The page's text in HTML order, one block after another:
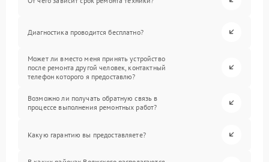
Диагностика проводится бесплатно?
Может ли вместо меня принять устройство
после ремонта другой человек, контактный
телефон которого я предоставлю?
Возможно ли получать обратную связь в
процессе выполнения ремонтных работ?
Какую гарантию вы предоставляете?